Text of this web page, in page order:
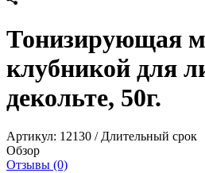
Тонизирующая
клубникой для
декольте, 50г.
Артикул: 12130 / Длительный срок
Обзор
Отзывы (0)